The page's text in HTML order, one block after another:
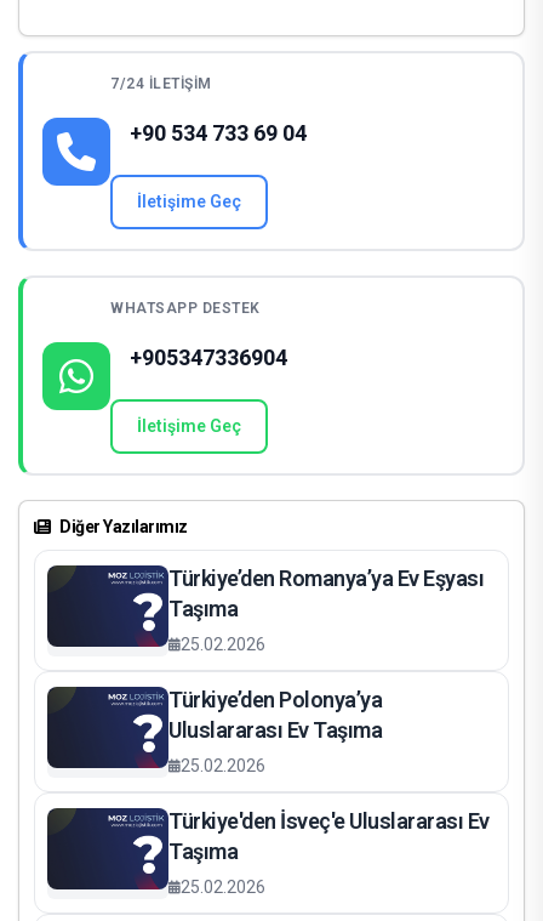
7/24 İLETIŞIM
+90 534 733 69 04
İletişime Geç
WHATSAPP DESTEK
+905347336904
İletişime Geç
Diğer Yazılarımız
Türkiye’den Romanya’ya Ev Eşyası
Taşıma
25.02.2026
Türkiye’den Polonya’ya
Uluslararası Ev Taşıma
25.02.2026
Türkiye'den İsveç'e Uluslararası Ev
Taşıma
25.02.2026